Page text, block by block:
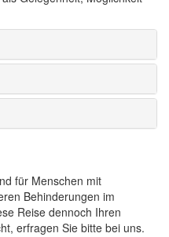
für Menschen mit
Behinderungen im
Reise dennoch Ihren
erfragen Sie bitte bei uns.